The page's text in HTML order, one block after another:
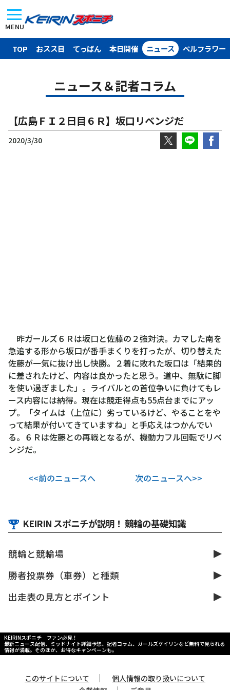
MENU
TOP おスス目 てっぱん 本日開催 ニュース ベルフラワー
ニュース＆記者コラム
【広島ＦＩ２日目６Ｒ】坂口リベンジだ
2020/3/30
昨ガールズ６Ｒは坂口と佐藤の２強対決。カマした南を
急追する形から坂口が番手まくりを打ったが、切り替えた
佐藤が一気に抜け出し快勝。２着に敗れた坂口は「結果的
に差されたけど、内容は良かったと思う。道中、無駄に脚
を使い過ぎました」。ライバルとの首位争いに負けてもレ
ース内容には納得。現在は競走得点も55点台までにアッ
プ。「タイムは（上位に）劣っているけど、やることをや
って結果が付いてきていますね」と手応えはつかんでい
る。６Ｒは佐藤との再戦となるが、機動力フル回転でリベ
ンジだ。
<<前のニュースへ 次のニュースへ>>
KEIRIN スポニチが説明！ 競輪の基礎知識
競輪と競輪場
勝者投票券（車券）と種類
出走表の見方とポイント
KEIRINスポニチ ファン必見！
最新ニュース配信、ミッドナイト詳細予想、記者コラム、ガールズケイリンなど無料で見られる
情報が満載。そのほか、お得なキャンペーンも。
このサイトについて ｜
個人情報の取り扱いについて